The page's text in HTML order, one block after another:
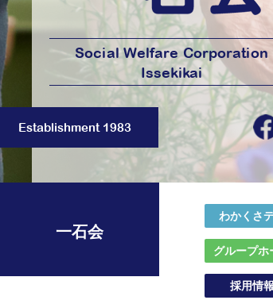
Social Welfare Corporation
Issekikai
Establishment 1983
一石会
わかくさ
グループホ
採用情報